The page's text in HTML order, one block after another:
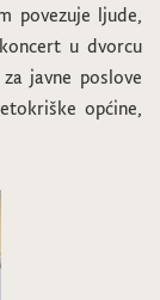
povezuje ljude,
u dvorcu
javne poslove
općine,